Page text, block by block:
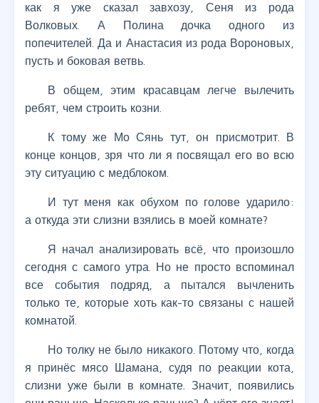
как я уже сказал завхозу, Сеня из рода
Волковых. А Полина дочка одного из
попечителей. Да и Анастасия из рода Вороновых,
пусть и боковая ветвь.
В общем, этим красавцам легче вылечить
ребят, чем строить козни.
К тому же Мо Сянь тут, он присмотрит. В
конце концов, зря что ли я посвящал его во всю
эту ситуацию с медблоком.
И тут меня как обухом по голове ударило:
а откуда эти слизни взялись в моей комнате?
Я начал анализировать всё, что произошло
сегодня с самого утра. Но не просто вспоминал
все события подряд, а пытался вычленить
только те, которые хоть как-то связаны с нашей
комнатой.
Но толку не было никакого. Потому что, когда
я принёс мясо Шамана, судя по реакции кота,
слизни уже были в комнате. Значит, появились